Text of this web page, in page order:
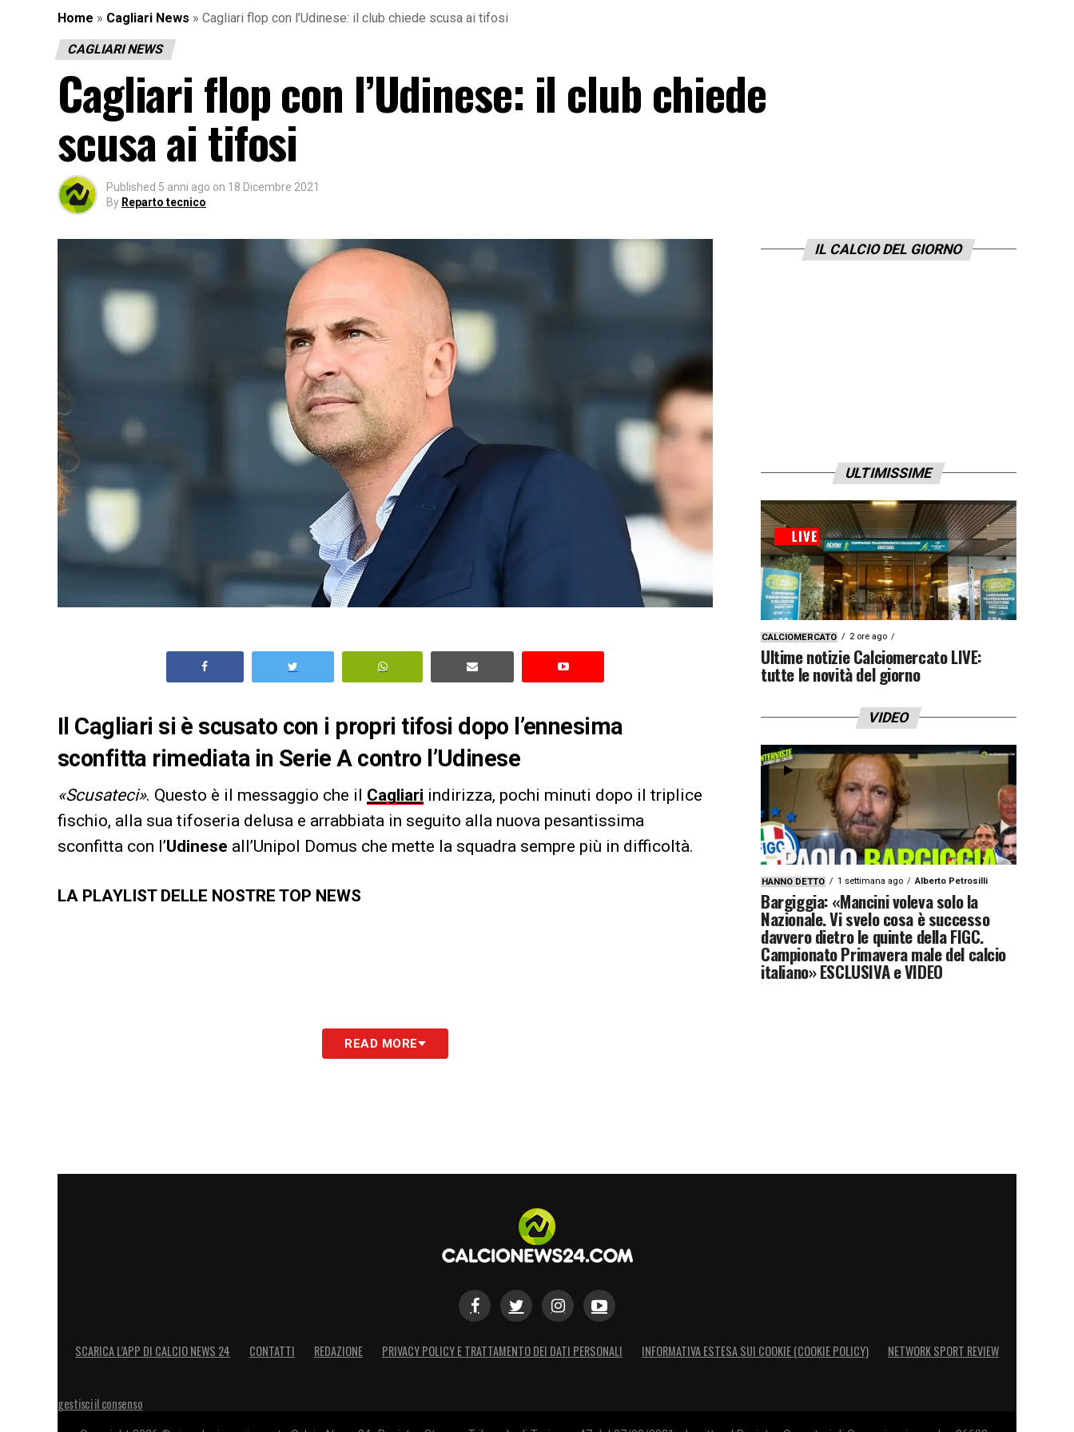
Home » Cagliari News » Cagliari flop con l’Udinese: il club chiede scusa ai tifosi
CAGLIARI NEWS
Cagliari flop con l’Udinese: il club chiede
scusa ai tifosi
Published 5 anni ago on 18 Dicembre 2021
By Reparto tecnico
Il Cagliari si è scusato con i propri tifosi dopo l’ennesima
sconfitta rimediata in Serie A contro l’Udinese
«Scusateci». Questo è il messaggio che il Cagliari indirizza, pochi minuti dopo il triplice
fischio, alla sua tifoseria delusa e arrabbiata in seguito alla nuova pesantissima
sconfitta con l’Udinese all’Unipol Domus che mette la squadra sempre più in difficoltà.
LA PLAYLIST DELLE NOSTRE TOP NEWS
READ MORE
IL CALCIO DEL GIORNO
ULTIMISSIME
CALCIOMERCATO 2 ore ago
Ultime notizie Calciomercato LIVE:
tutte le novità del giorno
VIDEO
HANNO DETTO 1 settimana ago Alberto Petrosilli
Bargiggia: «Mancini voleva solo la
Nazionale. Vi svelo cosa è successo
davvero dietro le quinte della FIGC.
Campionato Primavera male del calcio
italiano» ESCLUSIVA e VIDEO
SCARICA L’APP DI CALCIO NEWS 24 CONTATTI REDAZIONE PRIVACY POLICY E TRATTAMENTO DEI DATI PERSONALI INFORMATIVA ESTESA SUI COOKIE (COOKIE POLICY) NETWORK SPORT REVIEW
gestisci il consenso